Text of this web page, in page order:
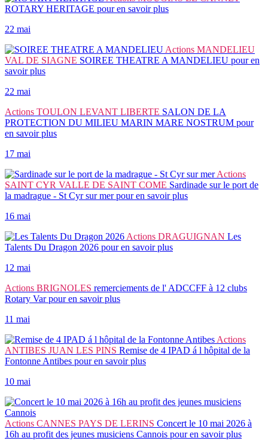
ROTARY HERITAGE pour en savoir plus
22 mai
Actions MANDELIEU
VAL DE SIAGNE SOIREE THEATRE A MANDELIEU pour en
savoir plus
22 mai
Actions TOULON LEVANT LIBERTE SALON DE LA
PROTECTION DU MILIEU MARIN MARE NOSTRUM pour
en savoir plus
17 mai
Actions
SAINT CYR VALLE DE SAINT COME Sardinade sur le port de
la madrague - St Cyr sur mer pour en savoir plus
16 mai
Actions DRAGUIGNAN Les
Talents Du Dragon 2026 pour en savoir plus
12 mai
Actions BRIGNOLES remerciements de l' ADCCFF à 12 clubs
Rotary Var pour en savoir plus
11 mai
Actions
ANTIBES JUAN LES PINS Remise de 4 IPAD á l hôpital de la
Fontonne Antibes pour en savoir plus
10 mai
Actions CANNES PAYS DE LERINS Concert le 10 mai 2026 à
16h au profit des jeunes musiciens Cannois pour en savoir plus